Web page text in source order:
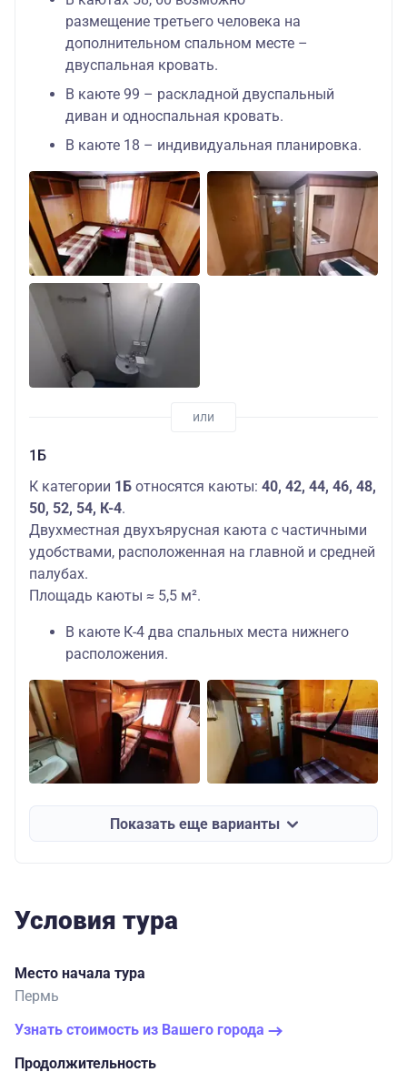
размещение третьего человека на
дополнительном спальном месте –
двуспальная кровать.
В каюте 99 – раскладной двуспальный
диван и односпальная кровать.
В каюте 18 – индивидуальная планировка.
1Б
К категории 1Б относятся каюты: 40, 42, 44, 46, 48,
50, 52, 54, К-4.
Двухместная двухъярусная каюта с частичными
удобствами, расположенная на главной и средней
палубах.
Площадь каюты ≈ 5,5 м².
В каюте К-4 два спальных места нижнего
расположения.
Показать еще варианты
Условия тура
Место начала тура
Пермь
Узнать стоимость из Вашего города
Продолжительность